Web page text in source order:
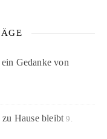
Gedanke von
zu Hause bleibt 9.